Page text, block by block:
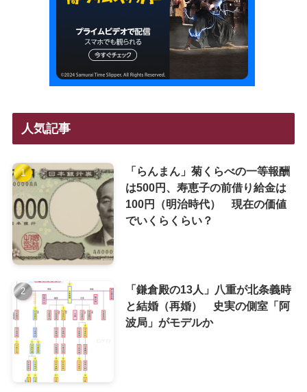
人気記事
「らんまん」菊くらべの一等報酬
は500円、寿恵子の前借り給金は
100円（明治時代） 現在の価値
でいくらくらい？
「鎌倉殿の13人」八重が北条義時
と結婚（再婚） 史実の側室「阿
波局」がモデルか